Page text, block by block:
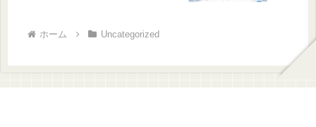
ホーム Uncategorized